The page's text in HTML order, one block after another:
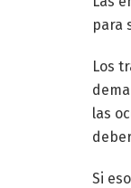
para
Los
las
Si